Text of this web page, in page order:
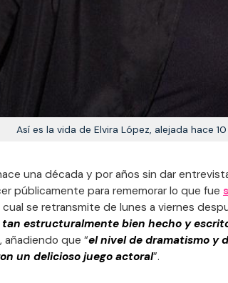
Así es la vida de Elvira López, alejada hace
una década y por años sin dar
públicamente para rememorar lo que fue
cual se retransmite de lunes a viernes
tan estructuralmente bien hecho y
añadiendo que “el nivel de dramatismo y
un delicioso juego actoral”.